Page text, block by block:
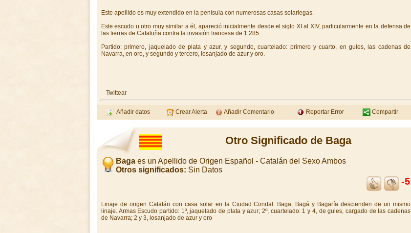
Este apellido es muy extendido en la penísula con numerosas casas solariegas.
Este escudo u otro muy similar a él, apareció inicialmente desde el siglo XI al XIV, particularmente en la defensa de
las tierras de Cataluña contra la invasión francesa de 1.285
Partido: primero, jaquelado de plata y azur, y segundo, cuartelado: primero y cuarto, en gules, las cadenas de
Navarra, en oro, y segundo y tercero, losanjado de azur y oro.
Twittear
Añadir datos Crear Alerta Añadir Comentario Reportar Error Compartir
Otro Significado de Baga
Baga es un Apellido de Origen Español - Catalán del Sexo Ambos
Otros significados: Sin Datos
-5
Linaje de origen Catalán con casa solar en la Ciudad Condal. Baga, Bagá y Bagaría descienden de un mismo
linaje. Armas Escudo partido: 1º, jaquelado de plata y azur; 2º, cuartelado: 1 y 4, de gules, cargado de las cadenas
de Navarra; 2 y 3, losanjado de azur y oro